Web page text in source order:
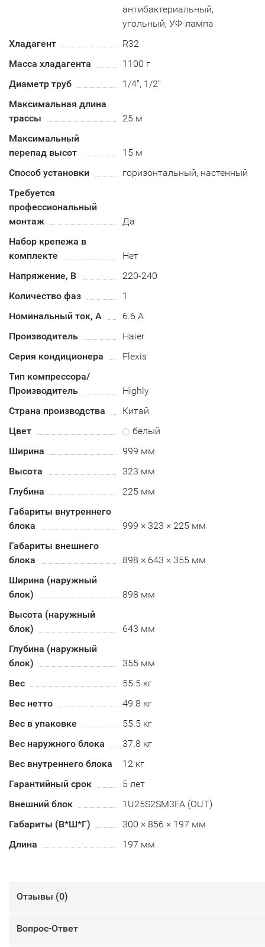
антибактериальный,
угольный, УФ-лампа
Хладагент
R32
Масса хладагента
1100 г
Диаметр труб
1/4", 1/2"
Максимальная длина
трассы
25 м
Максимальный
перепад высот
15 м
Способ установки
горизонтальный, настенный
Требуется
профессиональный
монтаж
Да
Набор крепежа в
комплекте
Нет
Напряжение, В
220-240
Количество фаз
1
Номинальный ток, А
6.6 А
Производитель
Haier
Серия кондиционера
Flexis
Тип компрессора/
Производитель
Highly
Страна производства
Китай
Цвет
белый
Ширина
999 мм
Высота
323 мм
Глубина
225 мм
Габариты внутреннего
блока
999 × 323 × 225 мм
Габариты внешнего
блока
898 × 643 × 355 мм
Ширина (наружный
блок)
898 мм
Высота (наружный
блок)
643 мм
Глубина (наружный
блок)
355 мм
Вес
55.5 кг
Вес нетто
49.8 кг
Вес в упаковке
55.5 кг
Вес наружного блока
37.8 кг
Вес внутреннего блока
12 кг
Гарантийный срок
5 лет
Внешний блок
1U25S2SM3FA (OUT)
Габариты (В*Ш*Г)
300 × 856 × 197 мм
Длина
197 мм
Отзывы (0)
Вопрос-Ответ